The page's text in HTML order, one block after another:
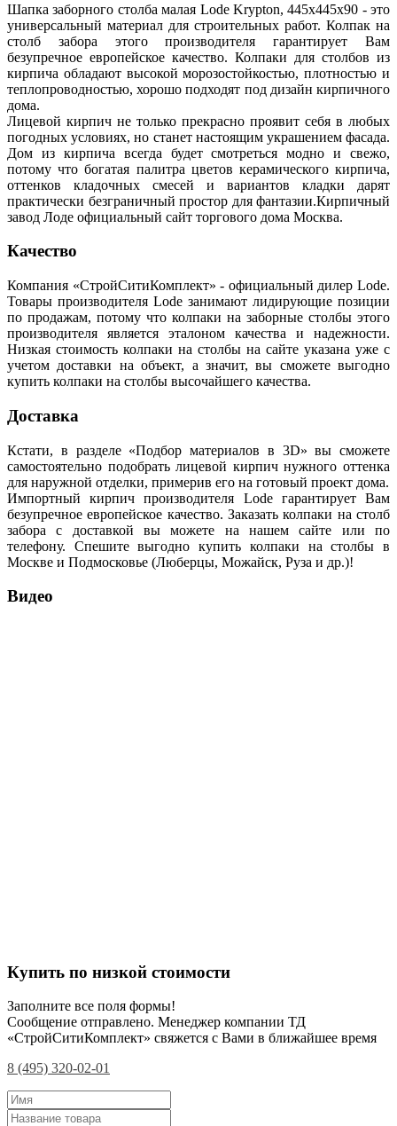
Шапка заборного столба малая Lode Krypton, 445x445x90 - это
универсальный материал для строительных работ. Колпак на
столб забора этого производителя гарантирует Вам
безупречное европейское качество. Колпаки для столбов из
кирпича обладают высокой морозостойкостью, плотностью и
теплопроводностью, хорошо подходят под дизайн кирпичного
дома.
Лицевой кирпич не только прекрасно проявит себя в любых
погодных условиях, но станет настоящим украшением фасада.
Дом из кирпича всегда будет смотреться модно и свежо,
потому что богатая палитра цветов керамического кирпича,
оттенков кладочных смесей и вариантов кладки дарят
практически безграничный простор для фантазии.Кирпичный
завод Лоде официальный сайт торгового дома Москва.
Качество
Компания «СтройСитиКомплект» - официальный дилер Lode.
Товары производителя Lode занимают лидирующие позиции
по продажам, потому что колпаки на заборные столбы этого
производителя является эталоном качества и надежности.
Низкая стоимость колпаки на столбы на сайте указана уже с
учетом доставки на объект, а значит, вы сможете выгодно
купить колпаки на столбы высочайшего качества.
Доставка
Кстати, в разделе «Подбор материалов в 3D» вы сможете
самостоятельно подобрать лицевой кирпич нужного оттенка
для наружной отделки, примерив его на готовый проект дома.
Импортный кирпич производителя Lode гарантирует Вам
безупречное европейское качество. Заказать колпаки на столб
забора с доставкой вы можете на нашем сайте или по
телефону. Спешите выгодно купить колпаки на столбы в
Москве и Подмосковье (Люберцы, Можайск, Руза и др.)!
Видео
Купить по низкой стоимости
Заполните все поля формы!
Сообщение отправлено. Менеджер компании ТД
«СтройСитиКомплект» свяжется с Вами в ближайшее время
8 (495) 320-02-01